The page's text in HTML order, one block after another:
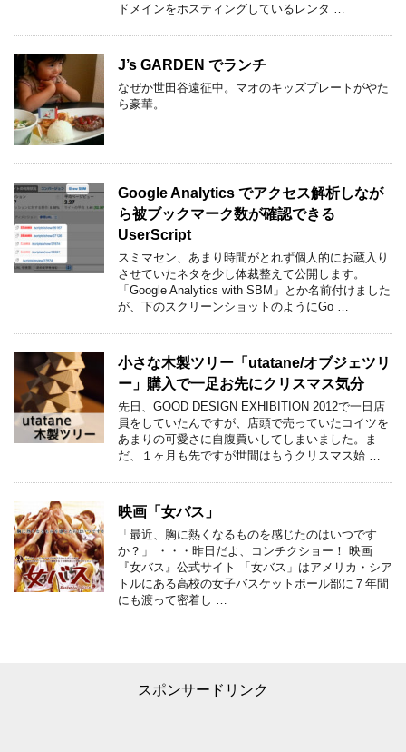
ドメインをホスティングしているレンタ …
J’s GARDEN でランチ
なぜか世田谷遠征中。マオのキッズプレートがやた
ら豪華。
Google Analytics でアクセス解析しなが
ら被ブックマーク数が確認できる
UserScript
スミマセン、あまり時間がとれず個人的にお蔵入り
させていたネタを少し体裁整えて公開します。
「Google Analytics with SBM」とか名前付けました
が、下のスクリーンショットのようにGo …
小さな木製ツリー「utatane/オブジェツリ
ー」購入で一足お先にクリスマス気分
先日、GOOD DESIGN EXHIBITION 2012で一日店
員をしていたんですが、店頭で売っていたコイツを
あまりの可愛さに自腹買いしてしまいました。ま
だ、１ヶ月も先ですが世間はもうクリスマス始 …
映画「女バス」
「最近、胸に熱くなるものを感じたのはいつです
か？」 ・・・昨日だよ、コンチクショー！ 映画
『女バス』公式サイト 「女バス」はアメリカ・シア
トルにある高校の女子バスケットボール部に７年間
にも渡って密着し …
スポンサードリンク